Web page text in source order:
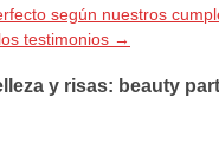
según nuestros
testimonios →
y risas: beauty